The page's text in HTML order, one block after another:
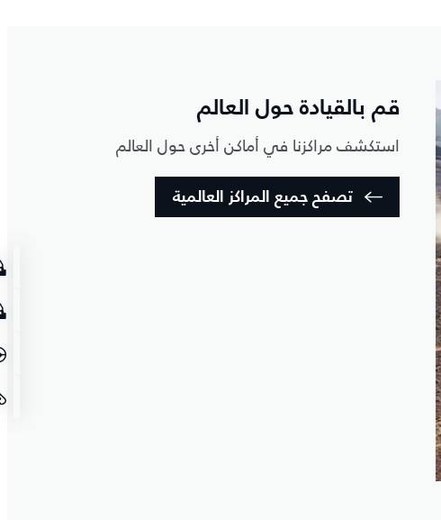
قم بالقيادة حول العالم
استكشف مراكزنا في أماكن أخرى حول العالم
تصفح جميع المراكز العالمية